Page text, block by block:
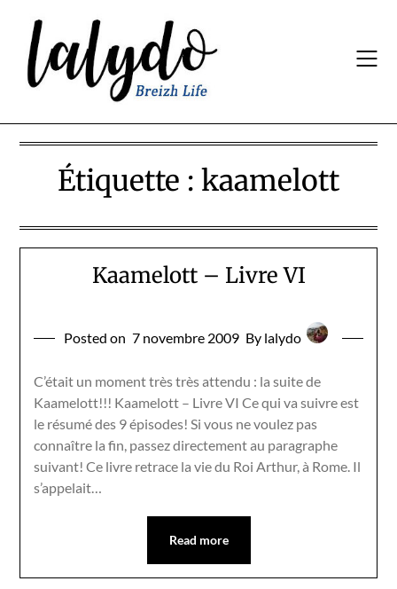
content
Étiquette : kaamelott
Kaamelott – Livre VI
Posted on 7 novembre 2009 By lalydo
C’était un moment très très attendu : la suite de
Kaamelott!!! Kaamelott – Livre VI Ce qui va suivre est
le résumé des 9 épisodes! Si vous ne voulez pas
connaître la fin, passez directement au paragraphe
suivant! Ce livre retrace la vie du Roi Arthur, à Rome. Il
s’appelait…
Read more